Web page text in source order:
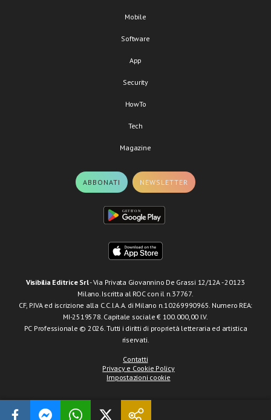
Mobile
Software
App
Security
HowTo
Tech
Magazine
ABBONATI NEWSLETTER
Visibilia Editrice Srl- Via Privata Giovannino De Grassi 12/12A - 20123
Milano. Iscritta al ROC con il n.37767.
CF, P.IVA ed iscrizione alla C.C.I.A.A. di Milano n.10269990965. Numero REA:
MI-2519578. Capitale sociale € 100.000,00 I.V.
PC Professionale © 2026. Tutti i diritti di proprietà letteraria ed artistica
riservati.
Contatti
Privacy e Cookie Policy
Impostazioni cookie